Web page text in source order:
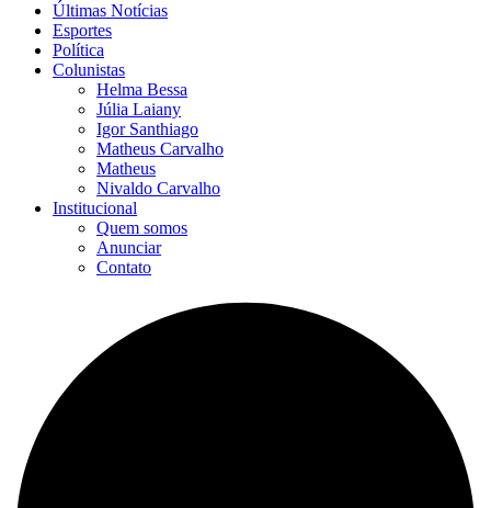
Últimas Notícias
Esportes
Política
Colunistas
Helma Bessa
Júlia Laiany
Igor Santhiago
Matheus Carvalho
Matheus
Nivaldo Carvalho
Institucional
Quem somos
Anunciar
Contato